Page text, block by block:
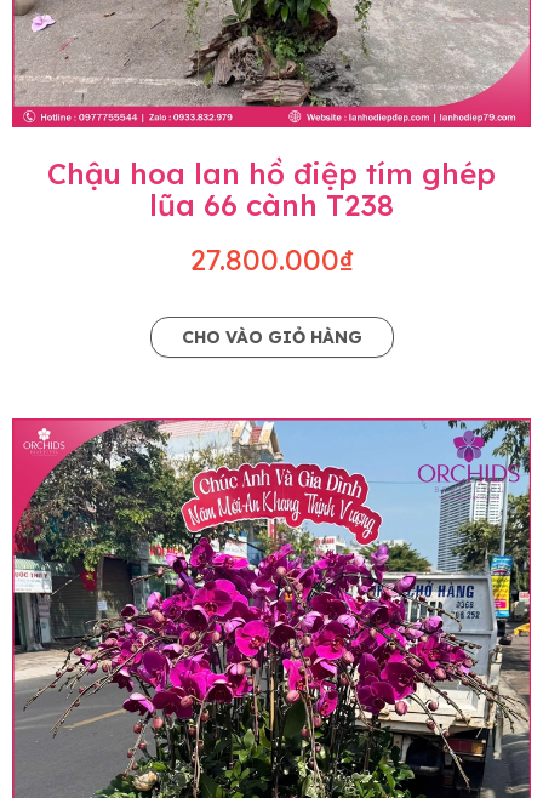
Chậu hoa lan hồ điệp tím ghép
lũa 66 cành T238
27.800.000₫
CHO VÀO GIỎ HÀNG